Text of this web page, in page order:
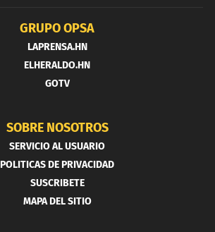
GRUPO OPSA
LAPRENSA.HN
ELHERALDO.HN
GOTV
SOBRE NOSOTROS
SERVICIO AL USUARIO
POLITICAS DE PRIVACIDAD
SUSCRIBETE
MAPA DEL SITIO